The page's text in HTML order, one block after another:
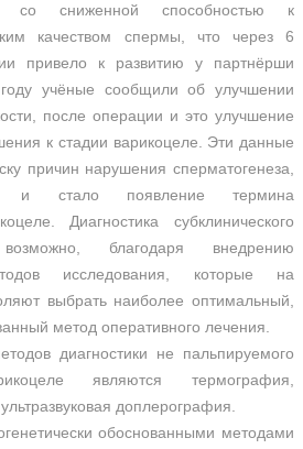
со сниженной способностью к
качеством спермы, что через 6
привело к развитию у партнёрши
учёные сообщили об улучшении
после операции и это улучшение
к стадии варикоцеле. Эти данные
причин нарушения сперматогенеза,
и стало появление термина
Диагностика субклинического
благодаря внедрению
исследования, которые на
выбрать наиболее оптимальный,
метод оперативного лечения.
диагностики не пальпируемого
являются термография,
доплерография.
обоснованными методами